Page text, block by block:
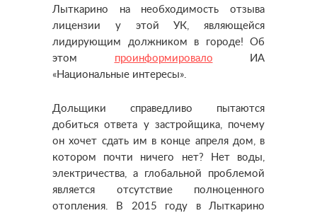
Лыткарино на необходимость отзыва
лицензии у этой УК, являющейся
лидирующим должником в городе! Об
этом проинформировало ИА
«Национальные интересы».
Дольщики справедливо пытаются
добиться ответа у застройщика, почему
он хочет сдать им в конце апреля дом, в
котором почти ничего нет? Нет воды,
электричества, а глобальной проблемой
является отсутствие полноценного
отопления. В 2015 году в Лыткарино